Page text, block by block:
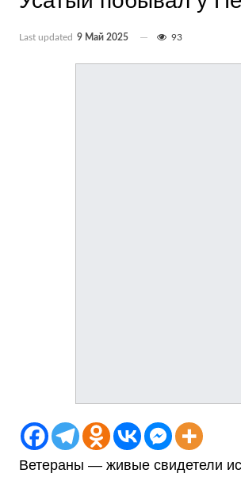
Last updated 9 Май 2025 93
Ветераны — живые свидетели